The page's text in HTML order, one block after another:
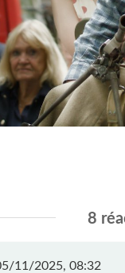
8
11/2025, 08:32